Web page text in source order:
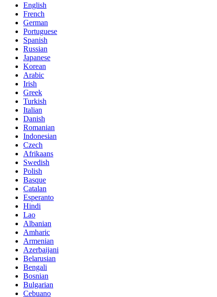
English
French
German
Portuguese
Spanish
Russian
Japanese
Korean
Arabic
Irish
Greek
Turkish
Italian
Danish
Romanian
Indonesian
Czech
Afrikaans
Swedish
Polish
Basque
Catalan
Esperanto
Hindi
Lao
Albanian
Amharic
Armenian
Azerbaijani
Belarusian
Bengali
Bosnian
Bulgarian
Cebuano